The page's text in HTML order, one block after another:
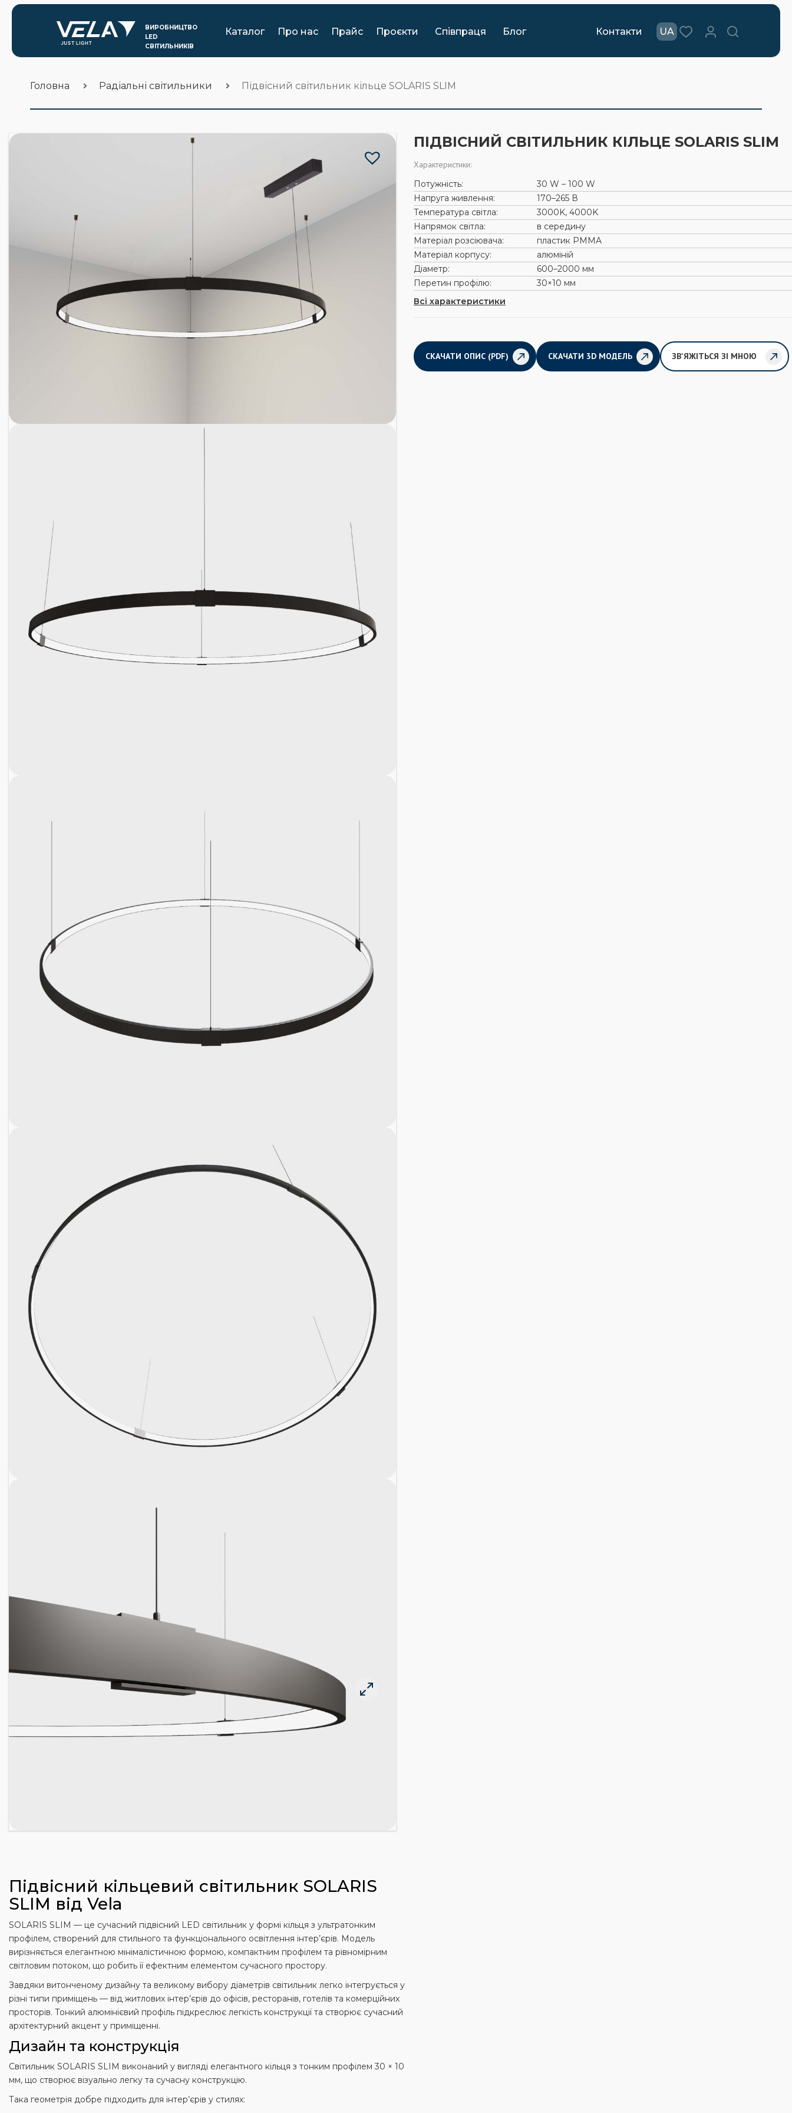
Каталог Про нас Прайс Проєкти Співпраця Блог Контакти UA
Головна Радіальні світильники Підвісний світильник кільце SOLARIS SLIM
ПІДВІСНИЙ СВІТИЛЬНИК КІЛЬЦЕ SOLARIS SLIM
Характеристики:
Потужність:
30 W – 100 W
Напруга живлення:
170–265 В
Температура світла:
3000K, 4000K
Напрямок світла:
в середину
Матеріал розсіювача:
пластик PMMA
Матеріал корпусу:
алюміній
Діаметр:
600–2000 мм
Перетин профілю:
30×10 мм
Всі характеристики
СКАЧАТИ ОПИС (PDF) СКАЧАТИ 3D МОДЕЛЬ ЗВ'ЯЖІТЬСЯ ЗІ МНОЮ
Підвісний кільцевий світильник SOLARIS
SLIM від Vela
SOLARIS SLIM — це сучасний підвісний LED світильник у формі кільця з ультратонким
профілем, створений для стильного та функціонального освітлення інтер’єрів. Модель
вирізняється елегантною мінімалістичною формою, компактним профілем та рівномірним
світловим потоком, що робить її ефектним елементом сучасного простору.
Завдяки витонченому дизайну та великому вибору діаметрів світильник легко інтегрується у
різні типи приміщень — від житлових інтер’єрів до офісів, ресторанів, готелів та комерційних
просторів. Тонкий алюмінієвий профіль підкреслює легкість конструкції та створює сучасний
архітектурний акцент у приміщенні.
Дизайн та конструкція
Світильник SOLARIS SLIM виконаний у вигляді елегантного кільця з тонким профілем 30 × 10
мм, що створює візуально легку та сучасну конструкцію.
Така геометрія добре підходить для інтер’єрів у стилях: